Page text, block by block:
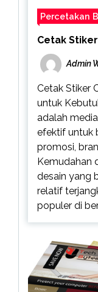
Percetakan
Cetak Stiker
Admin
Cetak Stiker
untuk
adalah
efektif untuk
promosi,
Kemudahan
desain yang
relatif
populer di